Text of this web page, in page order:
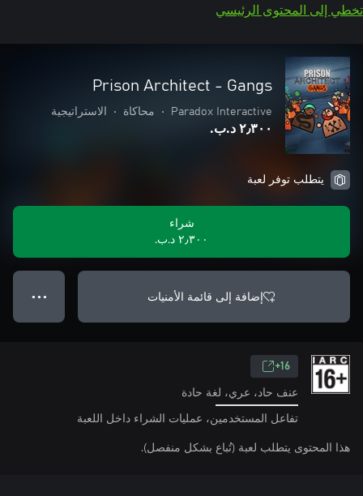
تخطي إلى المحتوى الرئيسي
Prison Architect - Gangs
Paradox Interactive
• محاكاة • الاستراتيجية
٢٫٣٠٠ د.ب.‏
يتطلب توفر لعبة
شراء
٢٫٣٠٠ د.ب.‏
إضافة إلى قائمة الأمنيات ● ● ●
16+
عنف حاد، عري، لغة حادة
تفاعل المستخدمين، عمليات الشراء داخل اللعبة
هذا المحتوى يتطلب لعبة (تُباع بشكل منفصل).